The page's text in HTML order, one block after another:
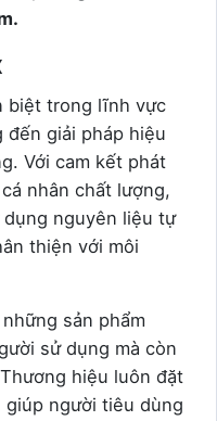
biệt trong lĩnh vực
đến giải pháp hiệu
Với cam kết phát
nhân chất lượng,
nguyên liệu tự
thiện với môi
sản phẩm
sử dụng mà còn
hiệu luôn đặt
người tiêu dùng